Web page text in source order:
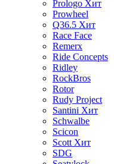
Prologo Хит
Prowheel
Q36.5 Хит
Race Face
Remerx
Ride Concepts
Ridley
RockBros
Rotor
Rudy Project
Santini Хит
Schwalbe
Scicon
Scott Хит
SDG